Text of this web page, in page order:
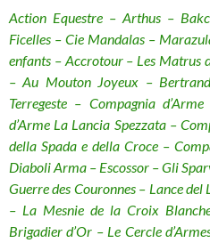
Action Equestre – Arthus –
Ficelles – Cie Mandalas –
enfants – Accrotour – Les Matrus
– Au Mouton Joyeux –
Terregeste – Compagnia
d’Arme La Lancia Spezzata –
della Spada e della Croce –
Diaboli Arma – Escossor – Gli
Guerre des Couronnes – Lance
– La Mesnie de la Croix
Brigadier d’Or – Le Cercle